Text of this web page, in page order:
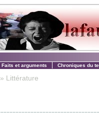
Faits et arguments Chroniques du
» Littérature